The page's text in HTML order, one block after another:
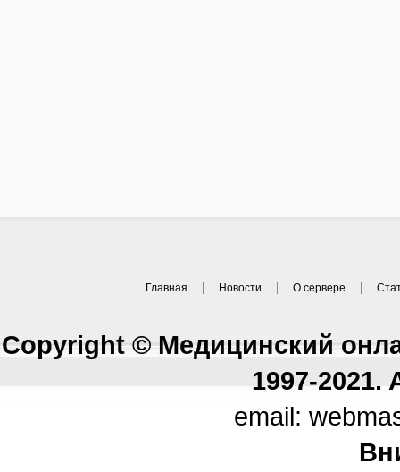
Главная Новости О сервере
Copyright © Медицинский
1997-2021.
email: